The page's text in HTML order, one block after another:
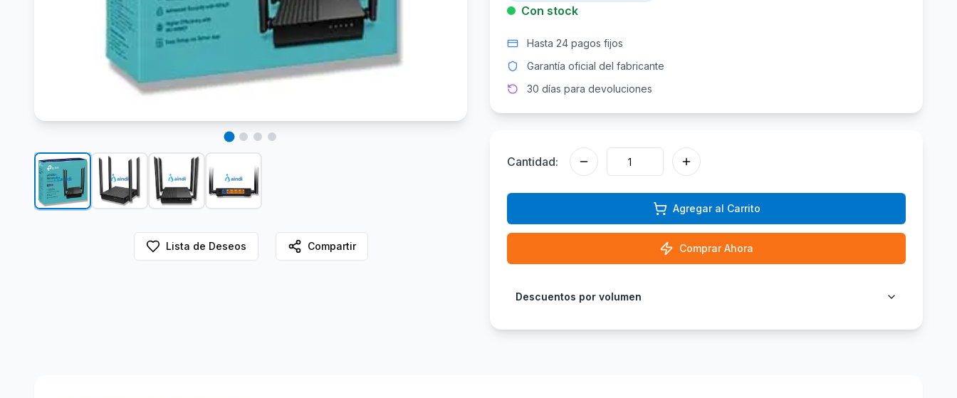
Lista de Deseos Compartir
Con stock
Hasta 24 pagos fijos
Garantía oficial del fabricante
30 días para devoluciones
Cantidad:
Agregar al Carrito
Comprar Ahora
Descuentos por volumen